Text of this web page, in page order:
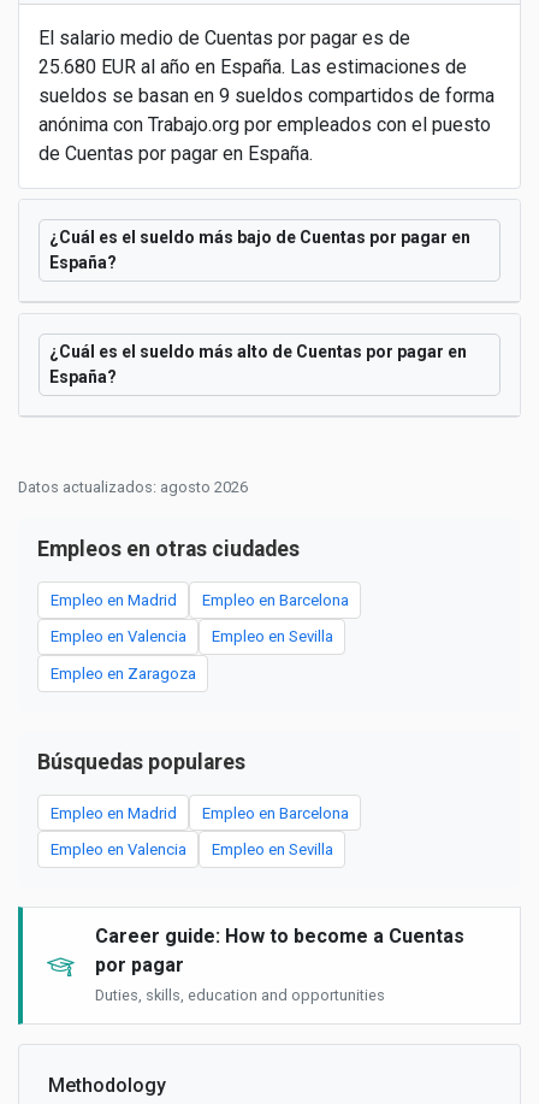
El salario medio de Cuentas por pagar es de
25.680 EUR al año en España. Las estimaciones de
sueldos se basan en 9 sueldos compartidos de forma
anónima con Trabajo.org por empleados con el puesto
de Cuentas por pagar en España.
¿Cuál es el sueldo más bajo de Cuentas por pagar en
España?
¿Cuál es el sueldo más alto de Cuentas por pagar en
España?
Datos actualizados: agosto 2026
Empleos en otras ciudades
Empleo en Madrid Empleo en Barcelona
Empleo en Valencia Empleo en Sevilla
Empleo en Zaragoza
Búsquedas populares
Empleo en Madrid Empleo en Barcelona
Empleo en Valencia Empleo en Sevilla
Career guide: How to become a Cuentas
por pagar
Duties, skills, education and opportunities
Methodology